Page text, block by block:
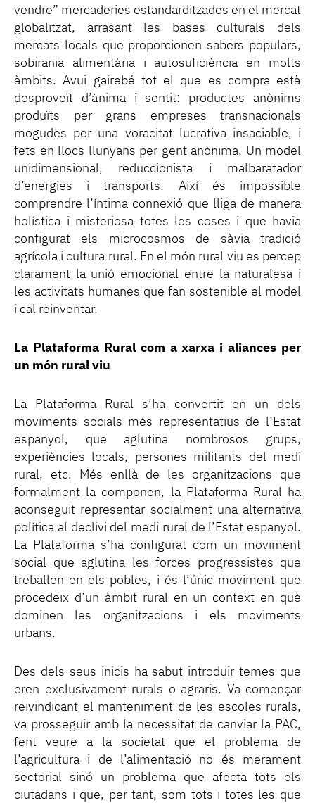
vendre” mercaderies estandarditzades en el mercat
globalitzat, arrasant les bases culturals dels
mercats locals que proporcionen sabers populars,
sobirania alimentària i autosuficiència en molts
àmbits. Avui gairebé tot el que es compra està
desproveït d’ànima i sentit: productes anònims
produïts per grans empreses transnacionals
mogudes per una voracitat lucrativa insaciable, i
fets en llocs llunyans per gent anònima. Un model
unidimensional, reduccionista i malbaratador
d’energies i transports. Així és impossible
comprendre l’íntima connexió que lliga de manera
holística i misteriosa totes les coses i que havia
configurat els microcosmos de sàvia tradició
agrícola i cultura rural. En el món rural viu es percep
clarament la unió emocional entre la naturalesa i
les activitats humanes que fan sostenible el model
i cal reinventar.
La Plataforma Rural com a xarxa i aliances per
un món rural viu
La Plataforma Rural s’ha convertit en un dels
moviments socials més representatius de l’Estat
espanyol, que aglutina nombrosos grups,
experiències locals, persones militants del medi
rural, etc. Més enllà de les organitzacions que
formalment la componen, la Plataforma Rural ha
aconseguit representar socialment una alternativa
política al declivi del medi rural de l’Estat espanyol.
La Plataforma s’ha configurat com un moviment
social que aglutina les forces progressistes que
treballen en els pobles, i és l’únic moviment que
procedeix d’un àmbit rural en un context en què
dominen les organitzacions i els moviments
urbans.
Des dels seus inicis ha sabut introduir temes que
eren exclusivament rurals o agraris. Va començar
reivindicant el manteniment de les escoles rurals,
va prosseguir amb la necessitat de canviar la PAC,
fent veure a la societat que el problema de
l’agricultura i de l’alimentació no és merament
sectorial sinó un problema que afecta tots els
ciutadans i que, per tant, som tots i totes les que